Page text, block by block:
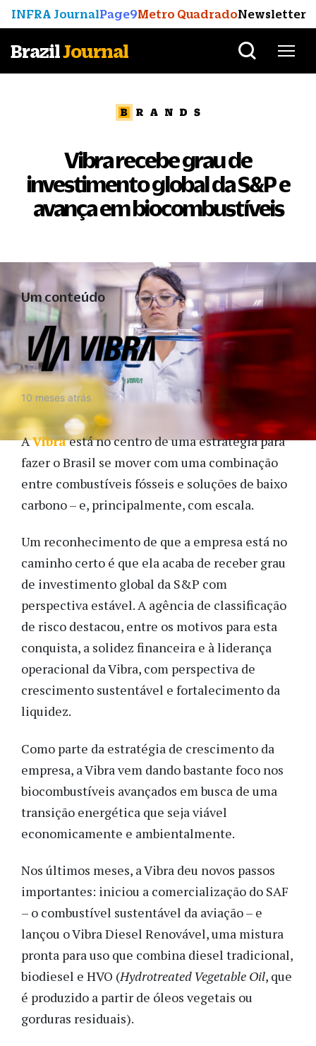
INFRA JournalPage9Metro QuadradoNewsletter
BrazilJournal
Vibra recebe grau de
investimento global da S&P e
avança em biocombustíveis
Um conteúdo
10 meses atrás
AVibraestá no centro de uma estratégia para
fazer o Brasil se mover com uma combinação
entre combustíveis fósseis e soluções de baixo
carbono – e, principalmente, com escala.
Um reconhecimento de que a empresa está no
caminho certo é que ela acaba de receber grau
de investimento global da S&P com
perspectiva estável. A agência de classificação
de risco destacou, entre os motivos para esta
conquista, a solidez financeira e à liderança
operacional da Vibra, com perspectiva de
crescimento sustentável e fortalecimento da
liquidez.
Como parte da estratégia de crescimento da
empresa, a Vibra vem dando bastante foco nos
biocombustíveis avançados em busca de uma
transição energética que seja viável
economicamente e ambientalmente.
Nos últimos meses, a Vibra deu novos passos
importantes: iniciou a comercialização do SAF
– o combustível sustentável da aviação – e
lançou o Vibra Diesel Renovável, uma mistura
pronta para uso que combina diesel tradicional,
biodiesel e HVO (Hydrotreated Vegetable Oil, que
é produzido a partir de óleos vegetais ou
gorduras residuais).